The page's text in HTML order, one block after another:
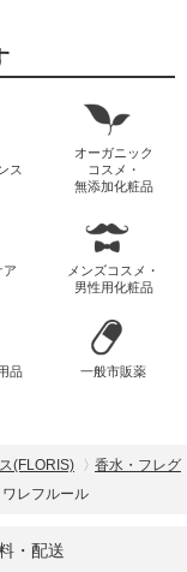
ス
オーガニック
コスメ・
無添加化粧品
ア
メンズコスメ・
男性用化粧品
品 一般市販薬
(FLORIS)
香水・フレグ
レフルール
・配送